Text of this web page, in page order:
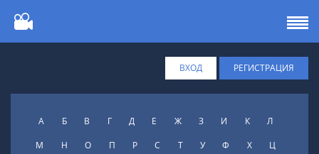
ВХОД РЕГИСТРАЦИЯ
А Б В Г Д Е Ж З И К
Л
М
Н О П Р С Т У Ф X
Ц